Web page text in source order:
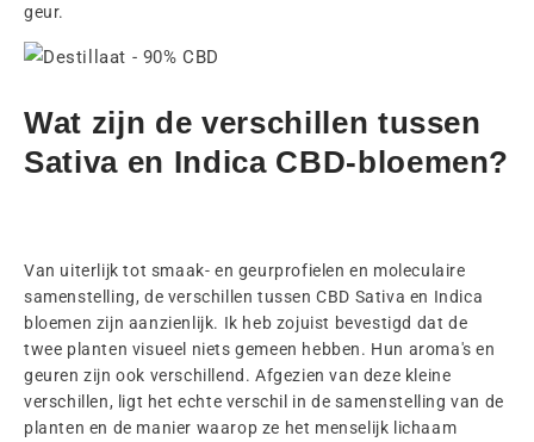
geur.
Wat zijn de verschillen tussen
Sativa en Indica CBD-bloemen?
Van uiterlijk tot smaak- en geurprofielen en moleculaire
samenstelling, de verschillen tussen CBD Sativa en Indica
bloemen zijn aanzienlijk. Ik heb zojuist bevestigd dat de
twee planten visueel niets gemeen hebben. Hun aroma's en
geuren zijn ook verschillend. Afgezien van deze kleine
verschillen, ligt het echte verschil in de samenstelling van de
planten en de manier waarop ze het menselijk lichaam